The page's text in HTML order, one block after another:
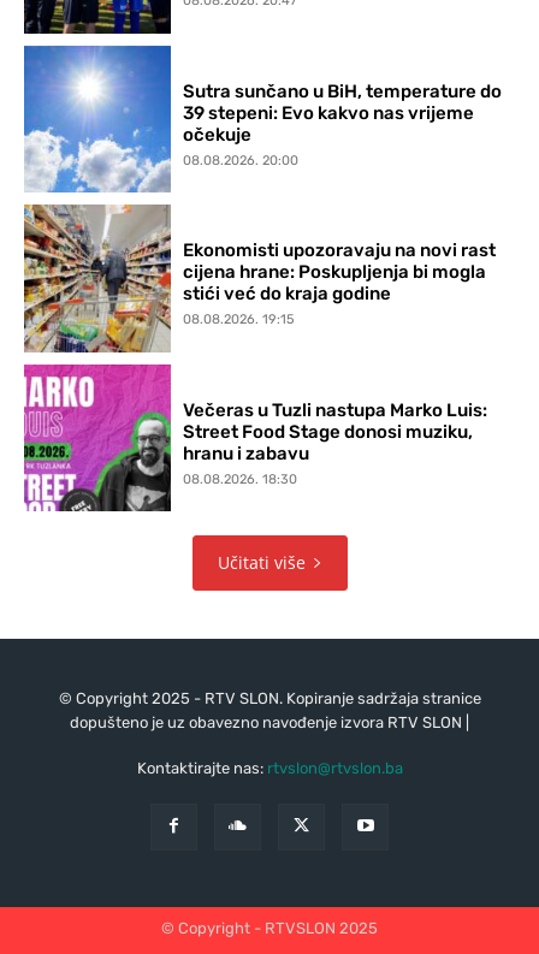
Sutra sunčano u BiH, temperature do
39 stepeni: Evo kakvo nas vrijeme
očekuje
08.08.2026. 20:00
Ekonomisti upozoravaju na novi rast
cijena hrane: Poskupljenja bi mogla
stići već do kraja godine
08.08.2026. 19:15
Večeras u Tuzli nastupa Marko Luis:
Street Food Stage donosi muziku,
hranu i zabavu
08.08.2026. 18:30
Učitati više
© Copyright 2025 - RTV SLON. Kopiranje sadržaja stranice
dopušteno je uz obavezno navođenje izvora RTV SLON |
Kontaktirajte nas: rtvslon@rtvslon.ba
© Copyright - RTVSLON 2025